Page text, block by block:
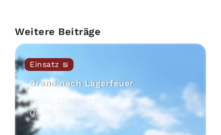
Weitere Beiträge
Einsatz
Brand nach Lagerfeuer
Groß-Siegharts
04